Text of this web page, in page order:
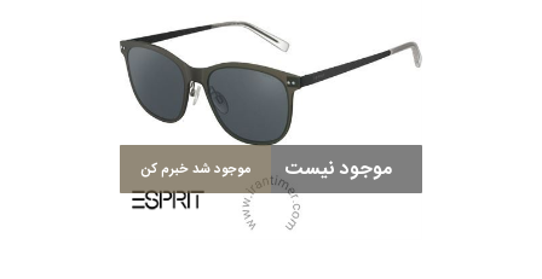
موجود نیست موجود شد خبرم کن